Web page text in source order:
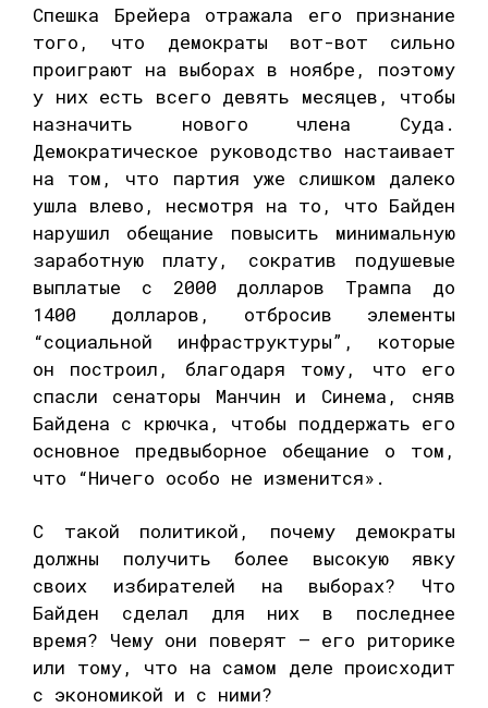
Спешка Брейера отражала его признание
того, что демократы вот-вот сильно
проиграют на выборах в ноябре, поэтому
у них есть всего девять месяцев, чтобы
назначить нового члена Суда.
Демократическое руководство настаивает
на том, что партия уже слишком далеко
ушла влево, несмотря на то, что Байден
нарушил обещание повысить минимальную
заработную плату, сократив подушевые
выплатые с 2000 долларов Трампа до
1400 долларов, отбросив элементы
“социальной инфраструктуры”, которые
он построил, благодаря тому, что его
спасли сенаторы Манчин и Синема, сняв
Байдена с крючка, чтобы поддержать его
основное предвыборное обещание о том,
что “Ничего особо не изменится».
С такой политикой, почему демократы
должны получить более высокую явку
своих избирателей на выборах? Что
Байден сделал для них в последнее
время? Чему они поверят — его риторике
или тому, что на самом деле происходит
с экономикой и с ними?